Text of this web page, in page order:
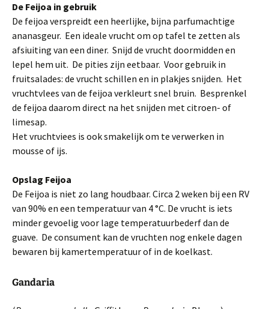
De Feijoa in gebruik
De feijoa verspreidt een heerlijke, bijna parfumachtige
ananasgeur. Een ideale vrucht om op tafel te zetten als
afsiuiting van een diner. Snijd de vrucht doormidden en
lepel hem uit. De pities zijn eetbaar. Voor gebruik in
fruitsalades: de vrucht schillen en in plakjes snijden. Het
vruchtvlees van de feijoa verkleurt snel bruin. Besprenkel
de feijoa daarom direct na het snijden met citroen- of
limesap.
Het vruchtviees is ook smakelijk om te verwerken in
mousse of ijs.
Opslag Feijoa
De Feijoa is niet zo lang houdbaar. Circa 2 weken bij een RV
van 90% en een temperatuur van 4 °C. De vrucht is iets
minder gevoelig voor lage temperatuurbederf dan de
guave. De consument kan de vruchten nog enkele dagen
bewaren bij kamertemperatuur of in de koelkast.
Gandaria